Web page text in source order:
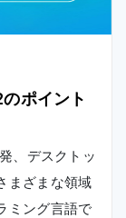
ポイント
、デスクトッ
まざまな領域
ミング言語で